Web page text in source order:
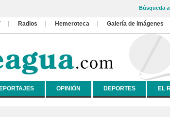
Búsqueda
Radios Hemeroteca Galería de imágenes
OPINIÓN DEPORTES EL